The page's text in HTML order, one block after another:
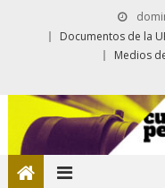
Documentos de la
Medios